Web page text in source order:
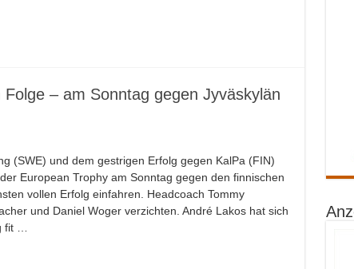
– am Sonntag gegen Jyväskylän
(SWE) und dem gestrigen Erfolg gegen KalPa (FIN)
European Trophy am Sonntag gegen den finnischen
vollen Erfolg einfahren. Headcoach Tommy
und Daniel Woger verzichten. André Lakos hat sich
fit …